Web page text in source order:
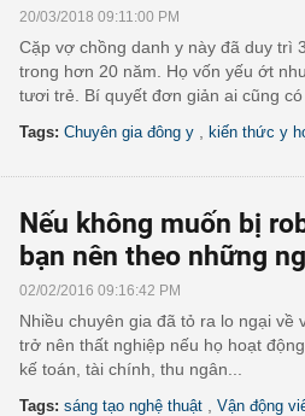
20/03/2018 09:11:00 PM
Cặp vợ chồng danh y này đã duy trì
trong hơn 20 năm. Họ vốn yếu ớt
tươi trẻ. Bí quyết đơn giản ai cũng
Tags: Chuyên gia đông y kiến thức y
Nếu không muốn bị
bạn nên theo những
02/02/2016 09:16:42 PM
Nhiều chuyên gia đã tỏ ra lo ngại về
trở nên thất nghiệp nếu họ hoạt
kế toán, tài chính, thu ngân...
Tags: sáng tạo nghệ thuật Vận động